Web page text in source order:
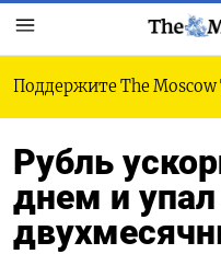
Поддержите The Moscow
Рубль
днем и